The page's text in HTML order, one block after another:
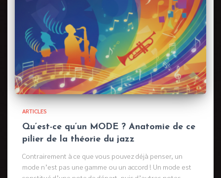
ARTICLES
Qu’est-ce qu’un MODE ? Anatomie de ce
pilier de la théorie du jazz
Contrairement à ce que vous pouvez déjà penser, un
mode n’est pas une gamme ou un accord ! Un mode est